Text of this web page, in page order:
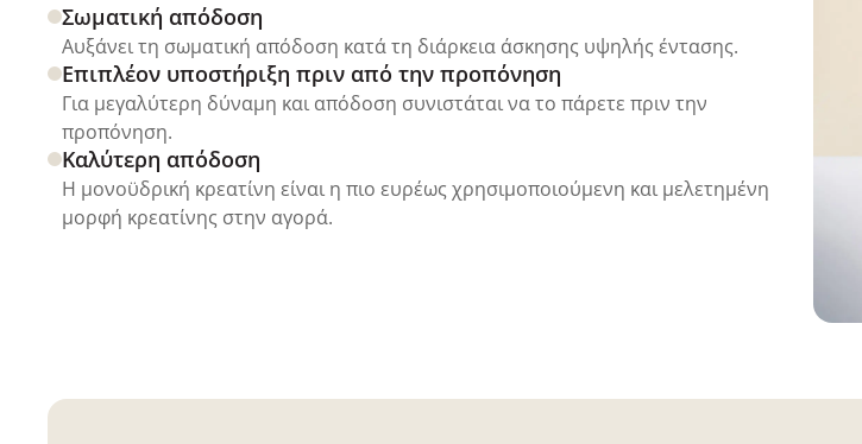
Σωματική απόδοση
Αυξάνει τη σωματική απόδοση κατά τη διάρκεια άσκησης υψηλής έντασης.
Επιπλέον υποστήριξη πριν από την προπόνηση
Για μεγαλύτερη δύναμη και απόδοση συνιστάται να το πάρετε πριν την
προπόνηση.
Καλύτερη απόδοση
Η μονοϋδρική κρεατίνη είναι η πιο ευρέως χρησιμοποιούμενη και μελετημένη
μορφή κρεατίνης στην αγορά.